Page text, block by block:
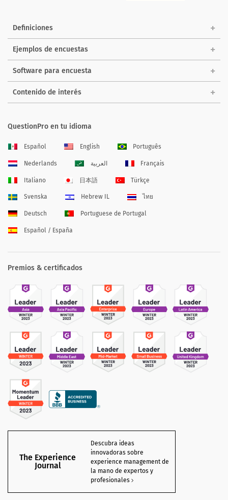
Definiciones
Ejemplos de encuestas
Software para encuesta
Contenido de interés
QuestionPro en tu idioma
Español English Português
Nederlands العربية Français
Italiano 日本語 Türkçe
Svenska Hebrew IL ไทย
Deutsch Portuguese de Portugal
Español / España
Premios & certificados
The Experience
Journal
Descubra ideas
innovadoras sobre
experience management de
la mano de expertos y
profesionales